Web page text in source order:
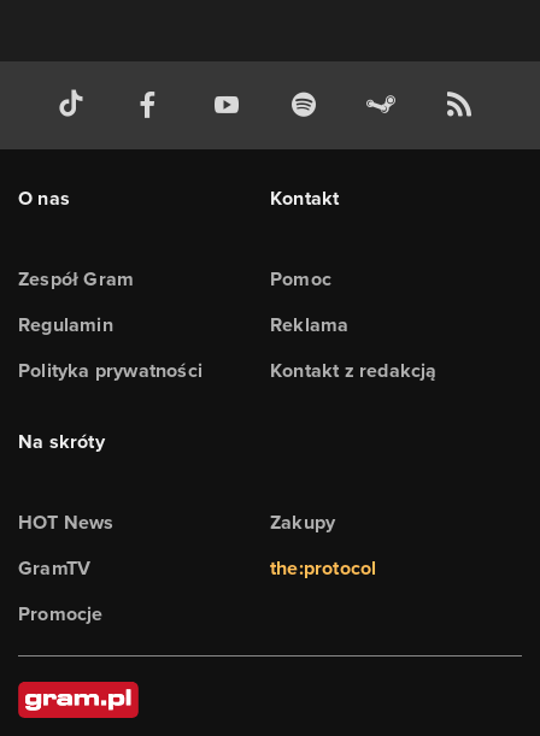
O nas
Zespół Gram
Regulamin
Polityka prywatności
Kontakt
Pomoc
Reklama
Kontakt z redakcją
Na skróty
HOT News
GramTV
Promocje
Zakupy
the:protocol